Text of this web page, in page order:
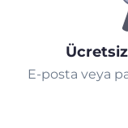
E-posta veya